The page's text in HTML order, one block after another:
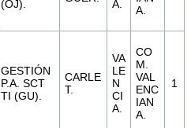
(OJ). A.
A.
GESTIÓN
P.A. SCT
TI (GU).
CARLE
T.
VA
LE
N
CI
A.
CO
M.
VAL
ENC
IAN
A.
1